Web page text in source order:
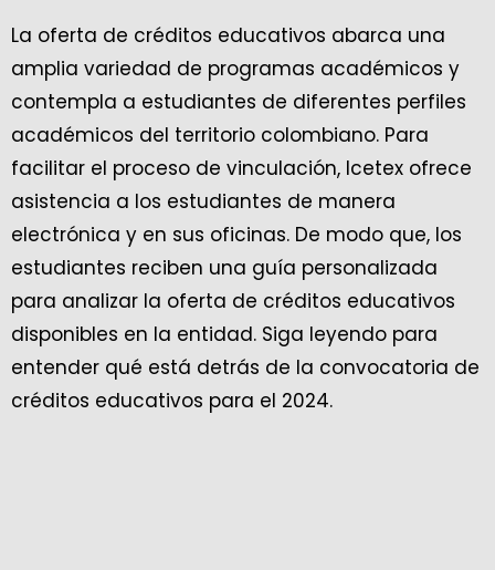
La oferta de créditos educativos abarca una
amplia variedad de programas académicos y
contempla a estudiantes de diferentes perfiles
académicos del territorio colombiano. Para
facilitar el proceso de vinculación, Icetex ofrece
asistencia a los estudiantes de manera
electrónica y en sus oficinas. De modo que, los
estudiantes reciben una guía personalizada
para analizar la oferta de créditos educativos
disponibles en la entidad. Siga leyendo para
entender qué está detrás de la convocatoria de
créditos educativos para el 2024.